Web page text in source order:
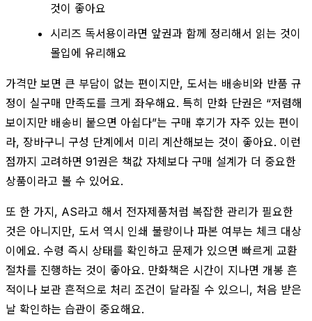
것이 좋아요
시리즈 독서용이라면 앞권과 함께 정리해서 읽는 것이
몰입에 유리해요
가격만 보면 큰 부담이 없는 편이지만, 도서는 배송비와 반품 규
정이 실구매 만족도를 크게 좌우해요. 특히 만화 단권은 “저렴해
보이지만 배송비 붙으면 아쉽다”는 구매 후기가 자주 있는 편이
라, 장바구니 구성 단계에서 미리 계산해보는 것이 좋아요. 이런
점까지 고려하면 91권은 책값 자체보다 구매 설계가 더 중요한
상품이라고 볼 수 있어요.
또 한 가지, AS라고 해서 전자제품처럼 복잡한 관리가 필요한
것은 아니지만, 도서 역시 인쇄 불량이나 파본 여부는 체크 대상
이에요. 수령 즉시 상태를 확인하고 문제가 있으면 빠르게 교환
절차를 진행하는 것이 좋아요. 만화책은 시간이 지나면 개봉 흔
적이나 보관 흔적으로 처리 조건이 달라질 수 있으니, 처음 받은
날 확인하는 습관이 중요해요.